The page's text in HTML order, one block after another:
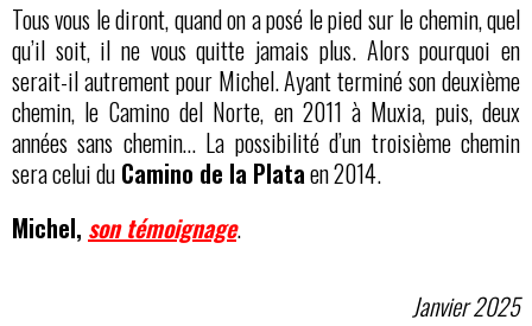
Tous vous le diront, quand on a posé le pied sur le chemin, quel
qu’il soit, il ne vous quitte jamais plus. Alors pourquoi en
serait-il autrement pour Michel. Ayant terminé son deuxième
chemin, le Camino del Norte, en 2011 à Muxia, puis, deux
années sans chemin… La possibilité d’un troisième chemin
sera celui du Camino de la Plataen 2014.
Michel, son témoignage.
Janvier 2025